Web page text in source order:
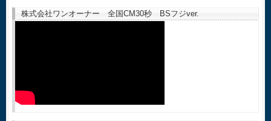
株式会社ワンオーナー 全国CM30秒 BSフジver.